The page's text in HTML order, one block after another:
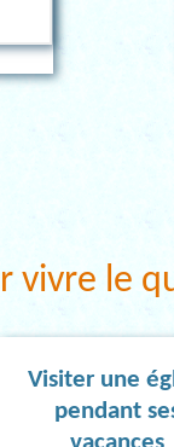
vivre le
Visiter une
pendant